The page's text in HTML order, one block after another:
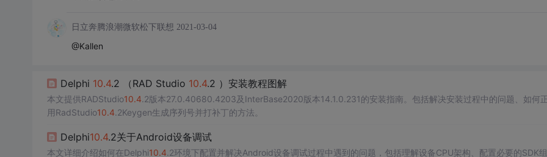
日立奔腾浪潮微软松下联想 2021-03-04
@Kallen
Delphi 10.4.2 （RAD Studio 10.4.2 ）安装教程图解
本文提供RADStudio10.4 .2版本27.0.40680.4203及InterBase2020版本14.1.0.231的安装指南。包括解决安装过程中的问题、如何
用RadStudio10.4 .2Keygen生成序列号并打补丁的方法。
Delphi10.4.2关于Android设备调试
本文详细介绍如何在Delphi10.4 .2环境下配置并解决Android设备调试过程中遇到的问题，包括理解设备CPU架构、配置必要的SDK